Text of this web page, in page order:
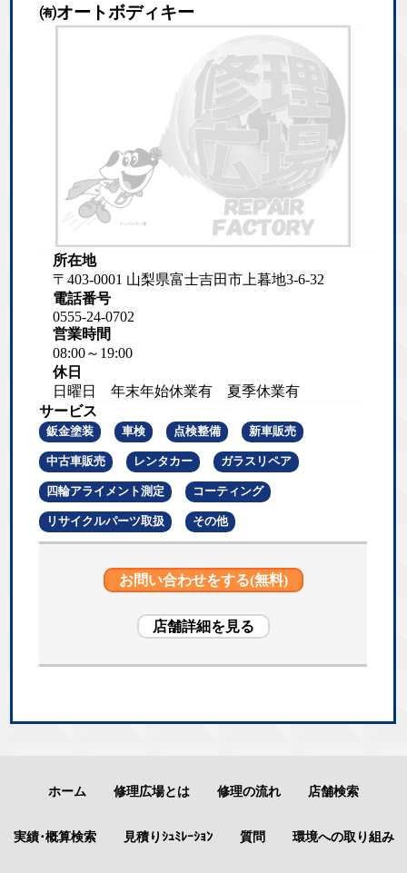
㈲オートボディキー
所在地
〒403-0001 山梨県富士吉田市上暮地3-6-32
電話番号
0555-24-0702
営業時間
08:00～19:00
休日
日曜日 年末年始休業有 夏季休業有
サービス
鈑金塗装 車検 点検整備 新車販売
中古車販売 レンタカー ガラスリペア
四輪アライメント測定 コーティング
リサイクルパーツ取扱 その他
お問い合わせをする(無料)
店舗詳細を見る
ホーム 修理広場とは 修理の流れ 店舗検索
実績･概算検索 見積りｼｭﾐﾚｰｼｮﾝ 質問 環境への取り組み